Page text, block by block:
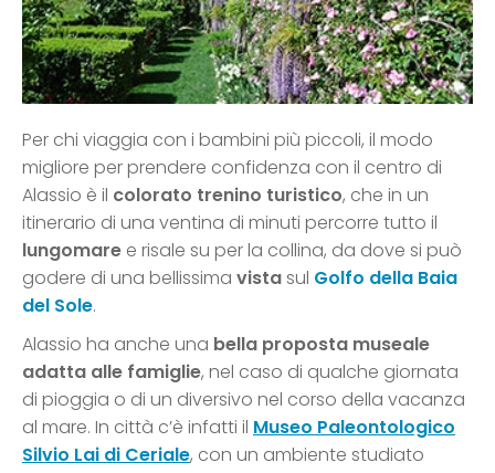
Per chi viaggia con i bambini più piccoli, il modo
migliore per prendere confidenza con il centro di
Alassio è il colorato trenino turistico, che in un
itinerario di una ventina di minuti percorre tutto il
lungomare e risale su per la collina, da dove si può
godere di una bellissima vistasul Golfo della Baia
del Sole.
Alassio ha anche una bella proposta museale
adatta alle famiglie, nel caso di qualche giornata
di pioggia o di un diversivo nel corso della vacanza
al mare. In città c’è infatti il Museo Paleontologico
Silvio Lai di Ceriale, con un ambiente studiato